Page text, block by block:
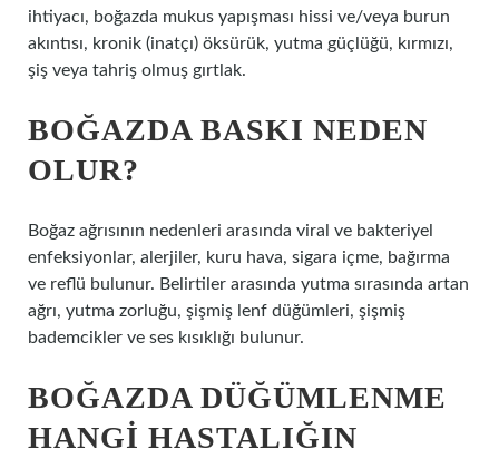
ihtiyacı, boğazda mukus yapışması hissi ve/veya burun
akıntısı, kronik (inatçı) öksürük, yutma güçlüğü, kırmızı,
şiş veya tahriş olmuş gırtlak.
BOĞAZDA BASKI NEDEN
OLUR?
Boğaz ağrısının nedenleri arasında viral ve bakteriyel
enfeksiyonlar, alerjiler, kuru hava, sigara içme, bağırma
ve reflü bulunur. Belirtiler arasında yutma sırasında artan
ağrı, yutma zorluğu, şişmiş lenf düğümleri, şişmiş
bademcikler ve ses kısıklığı bulunur.
BOĞAZDA DÜĞÜMLENME
HANGI HASTALIĞIN